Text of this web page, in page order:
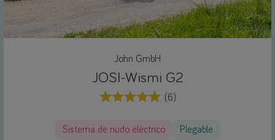
John GmbH
JOSI-Wismi G2
(6)
Sistema de nudo eléctrico
Plegable